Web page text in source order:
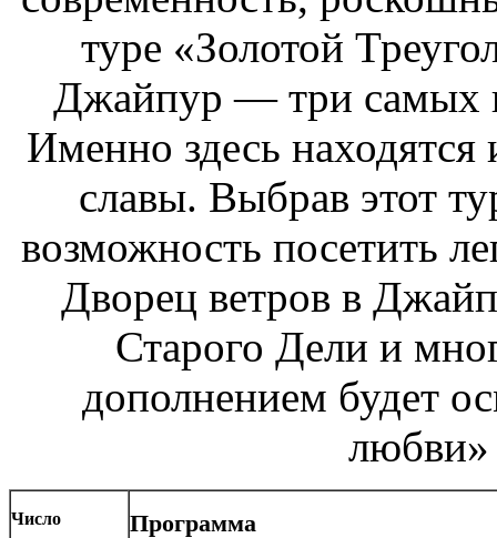
туре «Золотой
Джайпур — три самых
Именно здесь находятся
славы. Выбрав этот
возможность посетить
Дворец ветров в
Старого Дели и
дополнением будет
Число Программа